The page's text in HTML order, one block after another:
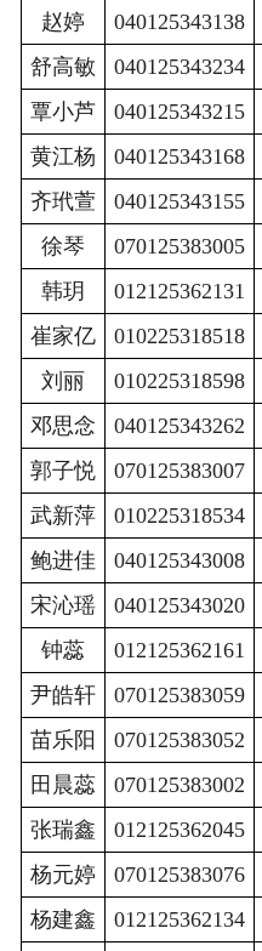
赵婷
040125343138
舒高敏
040125343234
覃小芦
040125343215
黄江杨
040125343168
齐玳萱
040125343155
徐琴
070125383005
韩玥
012125362131
崔家亿
010225318518
刘丽
010225318598
邓思念
040125343262
郭子悦
070125383007
武新萍
010225318534
鲍进佳
040125343008
宋沁瑶
040125343020
钟蕊
012125362161
尹皓轩
070125383059
苗乐阳
070125383052
田晨蕊
070125383002
张瑞鑫
012125362045
杨元婷
070125383076
杨建鑫
012125362134